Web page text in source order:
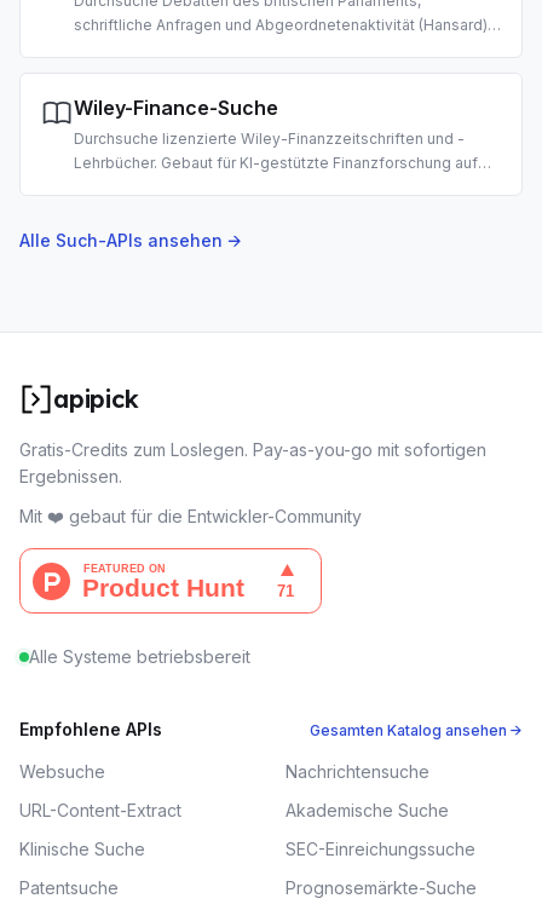
schriftliche Anfragen und Abgeordnetenaktivität (Hansard).
Gesetzgebungsmonitoring und Politikforschung.
Wiley-Finance-Suche
Durchsuche lizenzierte Wiley-Finanzzeitschriften und -
Lehrbücher. Gebaut für KI-gestützte Finanzforschung auf
Alle Such-APIs ansehen →
apipick
Gratis-Credits zum Loslegen. Pay-as-you-go mit sofortigen
Ergebnissen.
Mit ❤️ gebaut für die Entwickler-Community
Alle Systeme betriebsbereit
Empfohlene APIs Gesamten Katalog ansehen →
Websuche
Nachrichtensuche
URL-Content-Extract
Akademische Suche
Klinische Suche
SEC-Einreichungssuche
Patentsuche
Prognosemärkte-Suche